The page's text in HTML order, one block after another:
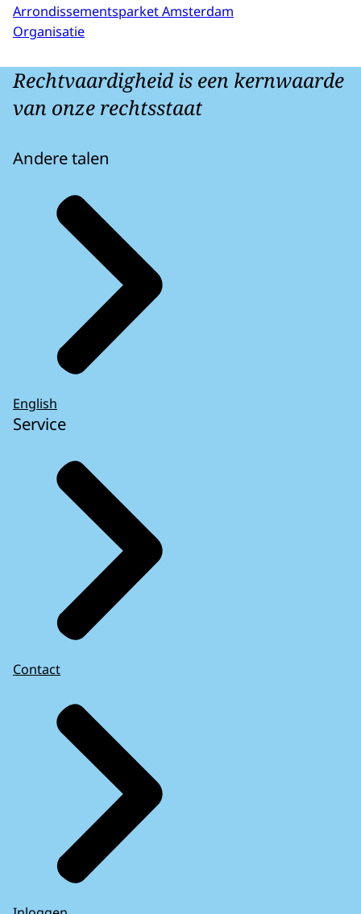
Arrondissementsparket Amsterdam
Organisatie
Rechtvaardigheid is een kernwaarde
van onze rechtsstaat
Andere talen
English
Service
Contact